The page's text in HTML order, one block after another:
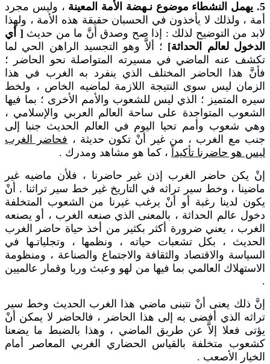
5. يهمل النشطاء موضوع نـهضة الأمة المعينة
، وليس مجرد
أمة ، ولذلك لا يأخذون في الحسبان حقيقة هذه الأمة ، ولهذا
لابد من التوضيح لذلك : إذا صح وصدق أنَّ ما من حديث [ أي
الدخول لعالم الحداثة] ؛ ألاَّ وهو التجسيد الراهن الحي لما
تكشف عنه الماضي في مسيرته المتواصلة نحو الحاضر ؛
فأنَّ هذا الحاضر المختلف الذي ينفرد به الغرب في هذا
الزمان ليس سوى النتيجة اللازمة لماضيه الخاص ، ولخط
سيره المتميز ؛ الذي ليس للشعوب والأمم الأخرى ؛ بما فيها
الشعوب المتواجدة على ساحة العالم العربي والإسلامي ،
وهي شعوب وأمم تحيا اليوم في العالم الحديث جنبا إلى
جنب مع الغرب ، من غير أنْ تكون حديثة ، فحاضر الغرب
ليس هو حاضرنا تأكيداً ، كما هو مشاهد ومدرك .
إنْ يكن حاضر الغرب إذن غير حاضرنا ، فلأن ماضيه غير
ماضينا ، وخط سير تراثه في التاريخ غير خط سير تراثنا . أنْ
يكون لدينا رغبة أو أنْ يرغب غيرنا من الشعوب المتخلفة
دخول عالم الحداثة ، بالمعنى الذي صنعه الغرب ، أو يصنعه
الغرب ، يعني ضرورة أكثر بكثير من أخذ حياة حاضر الغرب
الحديث ، بكل تشعبات حياته ، ونظمها ، وتجلياتـها في
السياسة والاقتصاد والثقافة والاجتماع والصناعة ، ومنظومة
الاستهلاك العالمي بما فيها من لهو وعبث وربا وقمار عالميين
.
إنَّ ذلك يعنى أنْ نتبنى ماضي هذا الغرب الحديث وخط سير
تراثه الذي أفضى به إلى هذا الحاضر ، فالحاضر لا يمكن أنْ
يؤتى فعلا إلاَّ عن طريق الماضي ، وهذا بالضبط ما يضعنا
كشعوب متخلفة بالقياس الحضاري الغربي المعاصر أمام
الخيار الأصعب .